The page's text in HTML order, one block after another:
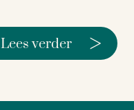
Lees verder >